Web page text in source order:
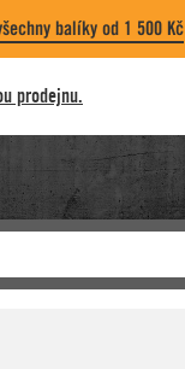
balíky od 1 500 Kč
prodejnu.